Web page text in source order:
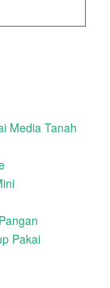
Media Tanah
Pakai